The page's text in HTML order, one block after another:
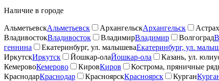
Наличие в городе
АльметьевскАльметьевск АрхангельскАрхангельск
ВладивостокВладивосток ВладимирВладимир Волгоград
геннина
Екатеринбург, ул. малышеваЕкатеринбург, ул.
ИркутскИркутск Йошкар-олаЙошкар-ола Казань, ул.
КемеровоКемерово КировКиров Кострома, пряничные
КраснодарКраснодар КрасноярскКрасноярск Курган